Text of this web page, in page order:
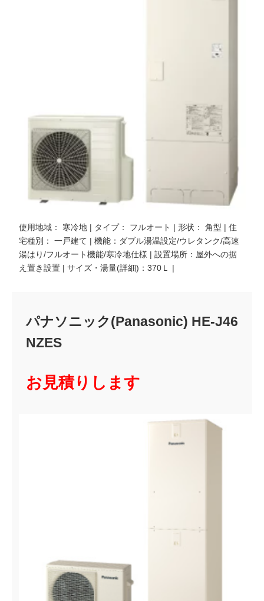
使用地域： 寒冷地 | タイプ： フルオート | 形状： 角型 | 住
宅種別： 一戸建て | 機能：ダブル湯温設定/ウレタンク/高速
湯はり/フルオート機能/寒冷地仕様 | 設置場所：屋外への据
え置き設置 | サイズ・湯量(詳細)：370Ｌ |
パナソニック(Panasonic) HE-J46
NZES
お見積りします